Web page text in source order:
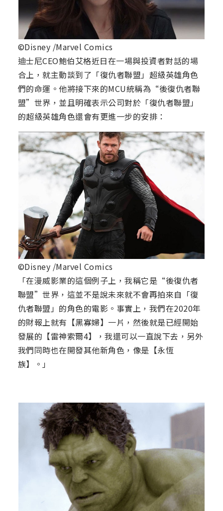
©Disney /Marvel Comics
迪士尼CEO鮑伯艾格近日在一場與投資者對話的場
合上，就主動談到了「復仇者聯盟」超級英雄角色
們的命運。他將接下來的MCU統稱為“後復仇者聯
盟”世界，並且明確表示公司對於「復仇者聯盟」
的超級英雄角色還會有更進一步的安排：
©Disney /Marvel Comics
「在漫威影業的這個例子上，我稱它是“後復仇者
聯盟”世界，這並不是說未來就不會再拍來自「復
仇者聯盟」的角色的電影。事實上，我們在2020年
的財報上就有【黑寡婦】一片，然後就是已經開始
發展的【雷神索爾4】，我還可以一直說下去，另外
我們同時也在開發其他新角色，像是【永恆
族】。」